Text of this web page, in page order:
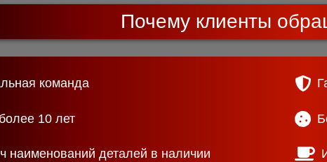
Почему клиенты
команда
10 лет
наименований деталей в наличии